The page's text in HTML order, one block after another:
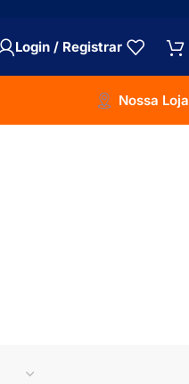
Login / Registrar
Nossa Loja